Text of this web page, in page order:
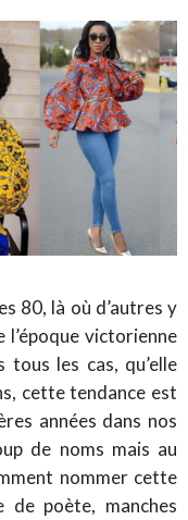
80, là où d’autres y
victorienne
tous les cas, qu’elle
cette tendance est
années dans nos
de noms mais au
nommer cette
de poète, manches